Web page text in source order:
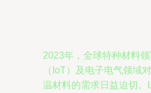
2023年，全球特种材料
（IoT）及电子电气领域
温材料的需求日益迫切